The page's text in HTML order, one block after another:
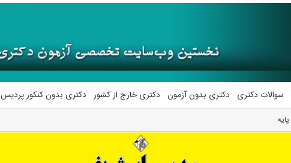
سوالات دکتری دکتری بدون آزمون دکتری خارج از کشور دکتری بدون کنکور پردیس